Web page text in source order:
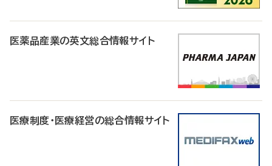
医薬品産業の英文総合情報サイト
医療制度・医療経営の総合情報サイト